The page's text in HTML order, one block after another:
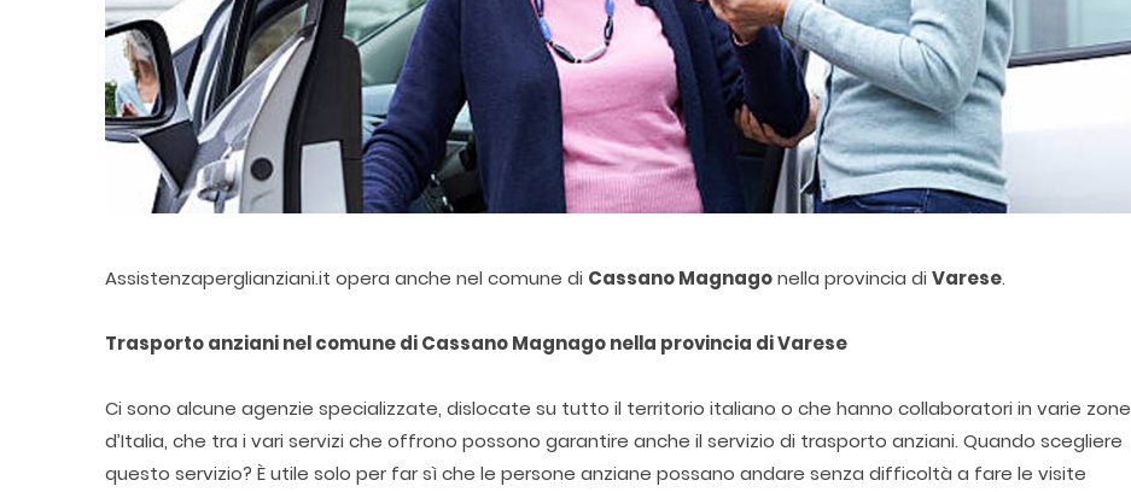
Assistenzaperglianziani.it opera anche nel comune di Cassano Magnagonella provincia di Varese.
Trasporto anziani nel comune di Cassano Magnago nella provincia di Varese
Ci sono alcune agenzie specializzate, dislocate su tutto il territorio italiano o che hanno collaboratori in varie zone
d’Italia, che tra i vari servizi che offrono possono garantire anche il servizio di trasporto anziani. Quando scegliere
questo servizio? È utile solo per far sì che le persone anziane possano andare senza difficoltà a fare le visite